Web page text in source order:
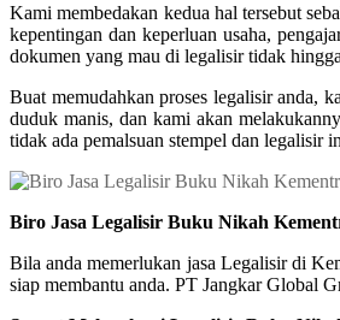
Kami membedakan kedua hal tersebut
kepentingan dan keperluan usaha,
dokumen yang mau di legalisir tidak
Buat memudahkan proses legalisir anda,
duduk manis, dan kami akan
tidak ada pemalsuan stempel dan legalisir
Biro Jasa Legalisir Buku Nikah
Bila anda memerlukan jasa Legalisir di
siap membantu anda. PT Jangkar Global